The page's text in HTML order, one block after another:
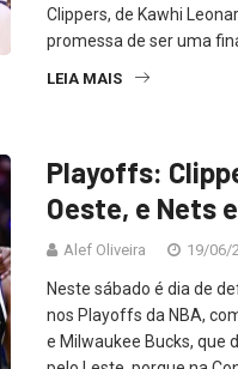
Clippers, de Kawhi
promessa de ser uma
LEIA MAIS
Playoffs:
Oeste, e Nets
Alef Oliveira 19/06/
Neste sábado é dia de
nos Playoffs da NBA,
e Milwaukee Bucks, que